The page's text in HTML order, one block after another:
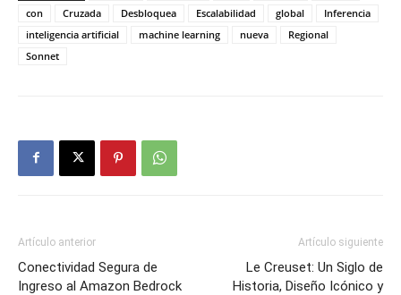
con
Cruzada Desbloquea Escalabilidad global
Inferencia
inteligencia artificial
machine learning nueva
Regional
Sonnet
Artículo anterior
Conectividad Segura de
Ingreso al Amazon Bedrock
Artículo siguiente
Le Creuset: Un Siglo de
Historia, Diseño Icónico y